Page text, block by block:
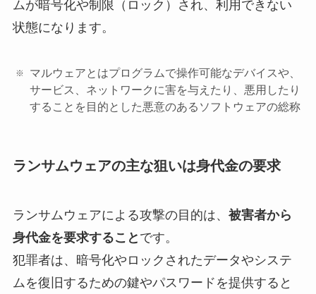
ムが暗号化や制限（ロック）され、利用できない
状態になります。
マルウェアとはプログラムで操作可能なデバイスや、
サービス、ネットワークに害を与えたり、悪用したり
することを目的とした悪意のあるソフトウェアの総称
ランサムウェアの主な狙いは身代金の要求
ランサムウェアによる攻撃の目的は、 被害者から
身代金を要求すること です。
犯罪者は、暗号化やロックされたデータやシステ
ムを復旧するための鍵やパスワードを提供すると